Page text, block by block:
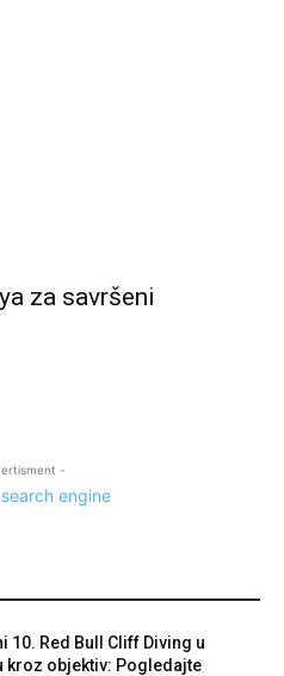
za savršeni
-
10. Red Bull Cliff Diving u
kroz objektiv: Pogledajte